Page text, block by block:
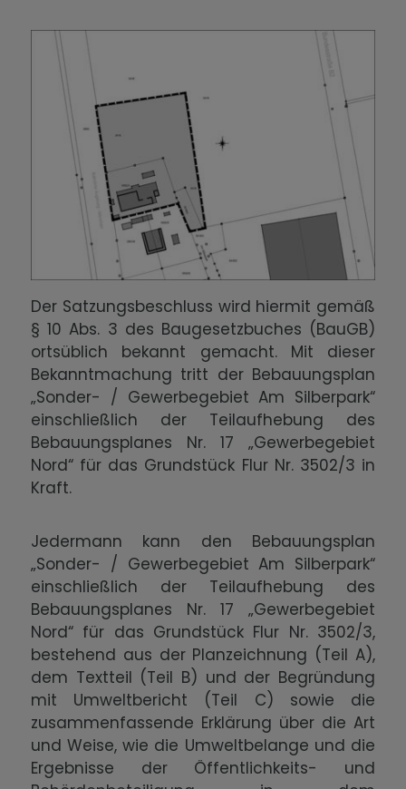
Der Satzungsbeschluss wird hiermit gemäß
§ 10 Abs. 3 des Baugesetzbuches (BauGB)
ortsüblich bekannt gemacht. Mit dieser
Bekanntmachung tritt der Bebauungsplan
„Sonder- / Gewerbegebiet Am Silberpark“
einschließlich der Teilaufhebung des
Bebauungsplanes Nr. 17 „Gewerbegebiet
Nord“ für das Grundstück Flur Nr. 3502/3 in
Kraft.
Jedermann kann den Bebauungsplan
„Sonder- / Gewerbegebiet Am Silberpark“
einschließlich der Teilaufhebung des
Bebauungsplanes Nr. 17 „Gewerbegebiet
Nord“ für das Grundstück Flur Nr. 3502/3,
bestehend aus der Planzeichnung (Teil A),
dem Textteil (Teil B) und der Begründung
mit Umweltbericht (Teil C) sowie die
zusammenfassende Erklärung über die Art
und Weise, wie die Umweltbelange und die
Ergebnisse der Öffentlichkeits- und